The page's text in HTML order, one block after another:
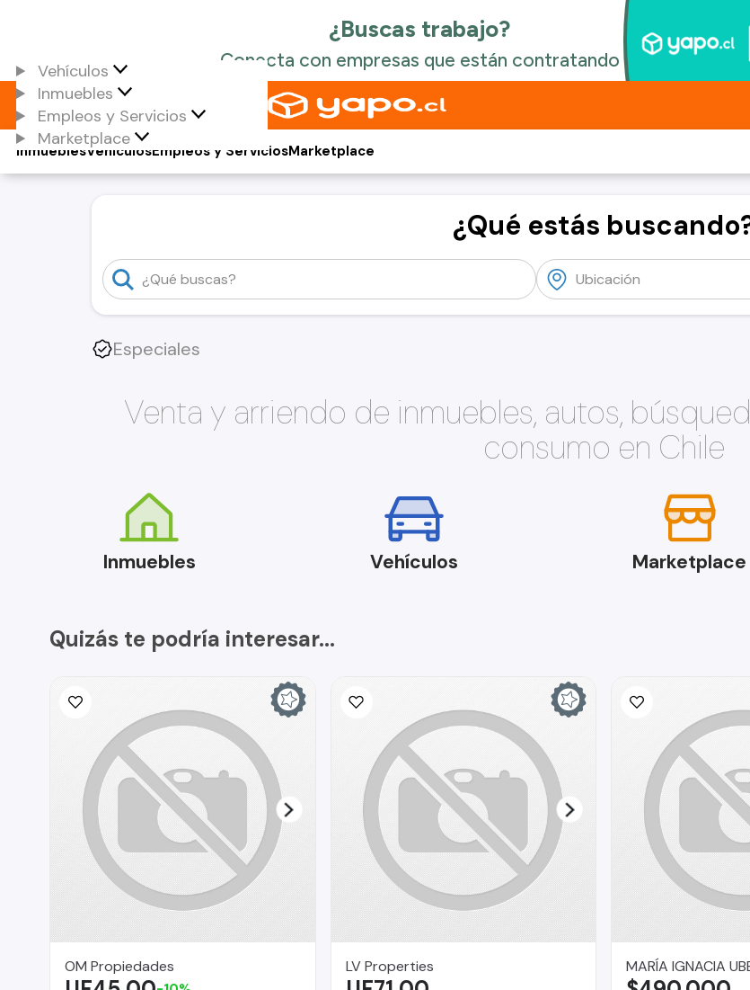
Vehículos
Inmuebles
Empleos y Servicios
Marketplace
Vehículos
Inmuebles Empleos y ServiciosMarketplace
¿Qué estás
Especiales
Venta y arriendo de inmuebles, autos,
consumo en Chile
Inmuebles Vehículos Marketplace
Quizás te podría interesar...
OM Propiedades LV Properties MARÍA IGNACIA